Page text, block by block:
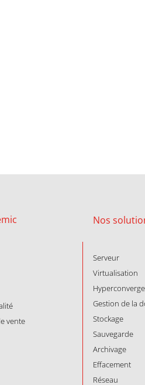
vente
Nos
Serveur
Virtualisation
Gestion de la
Stockage
Sauvegarde
Archivage
Effacement
Réseau